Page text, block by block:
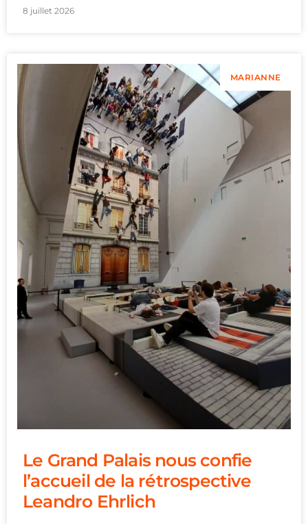
8 juillet 2026
MARIANNE
Le Grand Palais nous confie
l’accueil de la rétrospective
Leandro Ehrlich